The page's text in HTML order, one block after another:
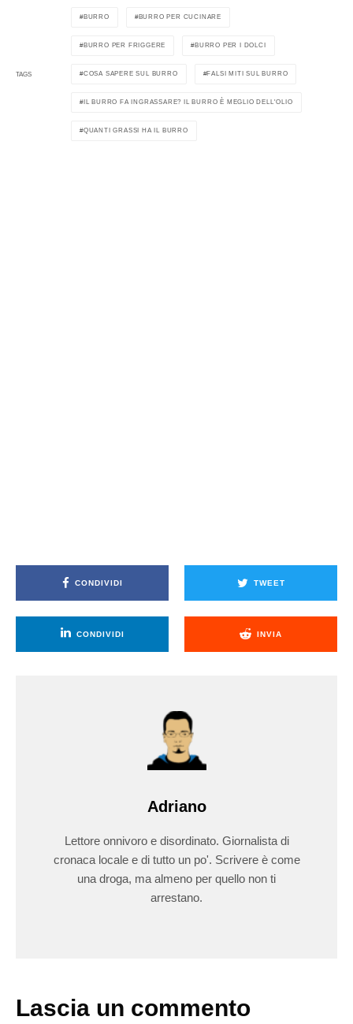
TAGS
BURRO BURRO PER CUCINARE
BURRO PER FRIGGERE BURRO PER I DOLCI
COSA SAPERE SUL BURRO FALSI MITI SUL BURRO
IL BURRO FA INGRASSARE? IL BURRO È MEGLIO DELL'OLIO
QUANTI GRASSI HA IL BURRO
CONDIVIDI TWEET
CONDIVIDI INVIA
Adriano
Lettore onnivoro e disordinato. Giornalista di
cronaca locale e di tutto un po'. Scrivere è come
una droga, ma almeno per quello non ti
arrestano.
Lascia un commento